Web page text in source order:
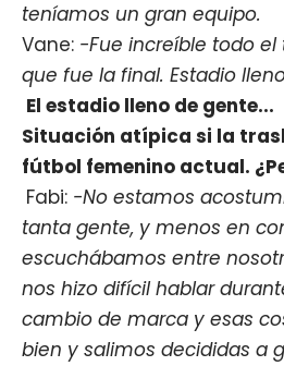
teníamos un gran equipo.
Vane: -Fue increíble todo
que fue la final. Estadio
El estadio lleno de gente...
Situación atípica si la
fútbol femenino actual.
Fabi: -No estamos
tanta gente, y menos en
escuchábamos entre
nos hizo difícil hablar
cambio de marca y esas
bien y salimos decididas a